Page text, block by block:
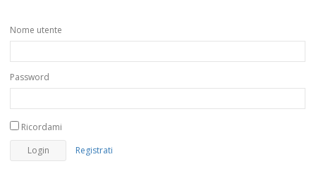
Nome utente
Password
Ricordami
Registrati